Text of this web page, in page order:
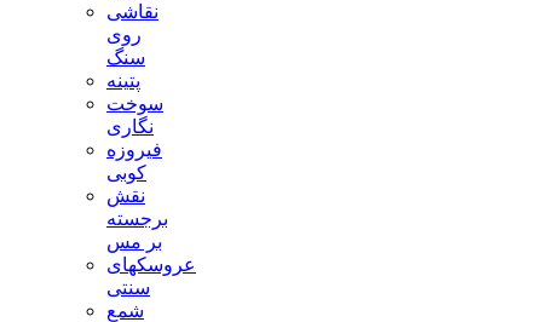
نقاشی
روی
سنگ
پتینه
سوخت
نگاری
فیروزه
کوبی
نقش
برجسته
بر مس
عروسکهای
سنتی
شمع